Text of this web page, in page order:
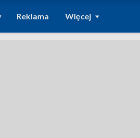
Reklama Więcej